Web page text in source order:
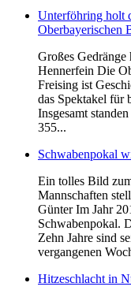
Unterföhring holt
Oberbayerischen
Großes
Hennerfein Die
Freising ist
das Spektakel für
Insgesamt
355...
Schwabenpokal
Ein tolles Bild
Mannschaften
Günter Im Jahr
Schwabenpokal.
Zehn Jahre sind
vergangenen
Hitzeschlacht in